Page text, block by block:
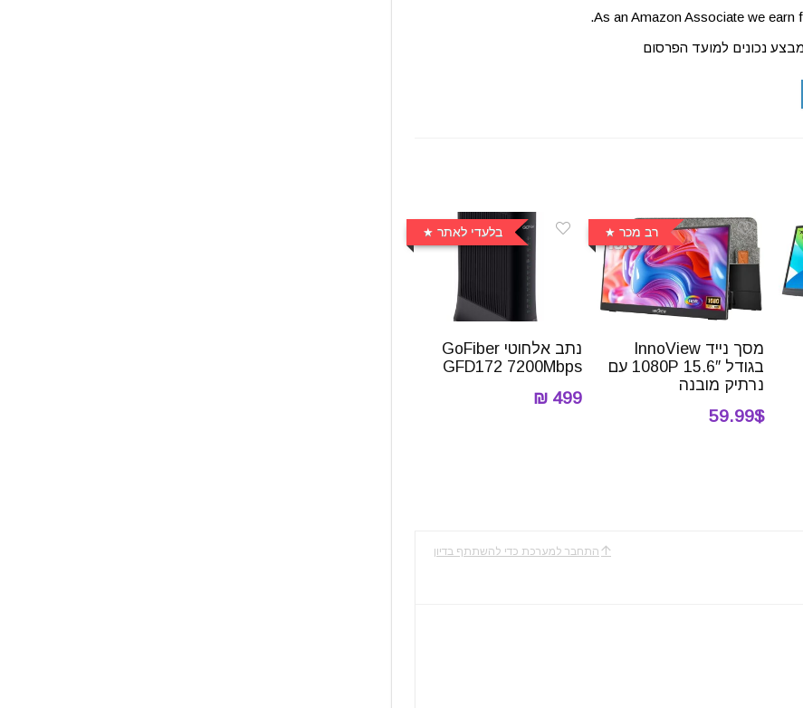
As an Amazon Associate we earn
נכונים למועד הפרסום
רב מכר
מסך נייד InnoView
בגודל 15.6″ 1080P עם
נרתיק מובנה
59.99$
בלעדי לאתר
נתב אלחוטי ‏GoFiber
GFD172 7200Mbps
499 ₪
התחבר למערכת כדי להשתתף בדיון